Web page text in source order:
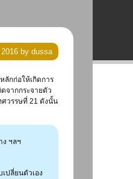
by dussa
จากกระจายตัว
ศวรรษที่ 21 ดังนั้น
ฯลฯ
ปลี่ยนตัวเอง